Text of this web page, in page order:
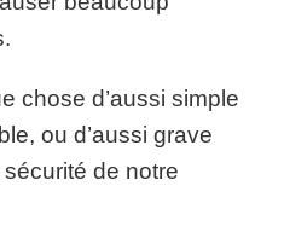
chose d’aussi simple
ou d’aussi grave
de notre